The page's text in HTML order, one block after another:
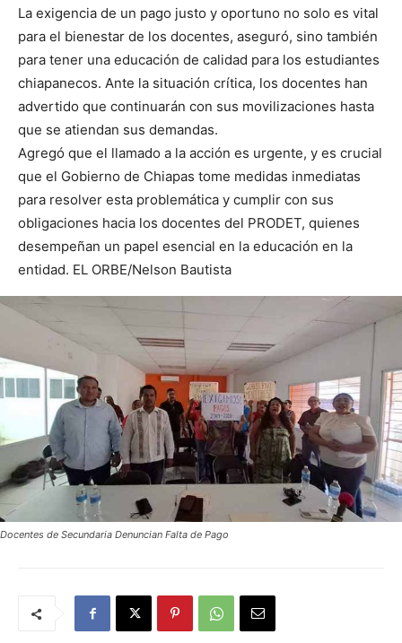
La exigencia de un pago justo y oportuno no solo es vital
para el bienestar de los docentes, aseguró, sino también
para tener una educación de calidad para los estudiantes
chiapanecos. Ante la situación crítica, los docentes han
advertido que continuarán con sus movilizaciones hasta
que se atiendan sus demandas.
Agregó que el llamado a la acción es urgente, y es crucial
que el Gobierno de Chiapas tome medidas inmediatas
para resolver esta problemática y cumplir con sus
obligaciones hacia los docentes del PRODET, quienes
desempeñan un papel esencial en la educación en la
entidad. EL ORBE/Nelson Bautista
Docentes de Secundaria Denuncian Falta de Pago